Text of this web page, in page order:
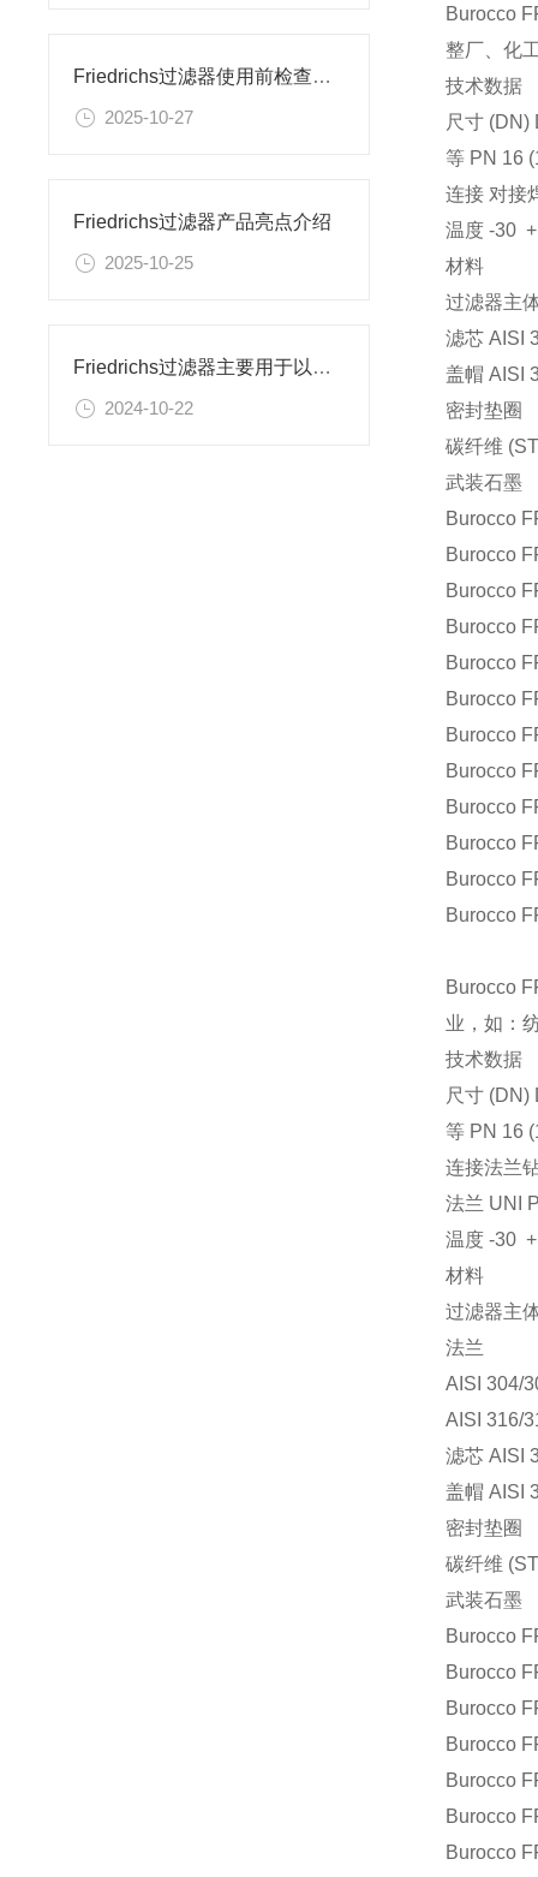
Friedrichs过滤器使用前检查工作
2025-10-27
Friedrichs过滤器产品亮点介绍
2025-10-25
Friedrichs过滤器主要用于以下领域
2024-10-22
Burocco
整厂、化
技术数据
尺寸 (DN)
等 PN 16
连接 对接
温度 -30
材料
过滤器主
滤芯 AISI
盖帽 AISI
密封垫圈
碳纤维
武装石墨
Burocco
Burocco
Burocco
Burocco
Burocco
Burocco
Burocco
Burocco
Burocco
Burocco
Burocco
Burocco
Burocco
业，如：
技术数据
尺寸 (DN)
等 PN 16
连接法兰
法兰 UNI
温度 -30
材料
过滤器主
法兰
AISI 304/
AISI 316/
滤芯 AISI
盖帽 AISI
密封垫圈
碳纤维
武装石墨
Burocco
Burocco
Burocco
Burocco
Burocco
Burocco
Burocco